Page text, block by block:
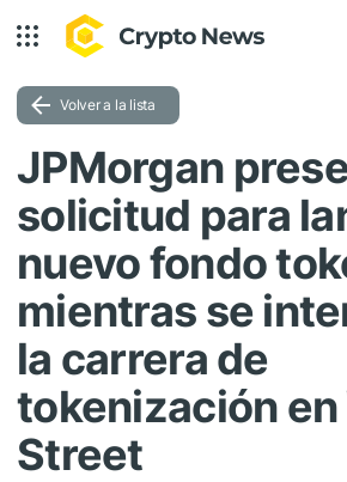
Volver a la lista
JPMorgan
solicitud para
nuevo fondo
mientras se
la carrera de
tokenización en
Street